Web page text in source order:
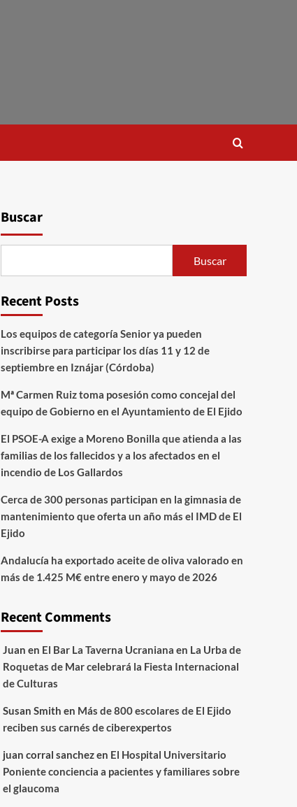
Buscar
Buscar
Recent Posts
Los equipos de categoría Senior ya pueden
inscribirse para participar los días 11 y 12 de
septiembre en Iznájar (Córdoba)
Mª Carmen Ruiz toma posesión como concejal del
equipo de Gobierno en el Ayuntamiento de El Ejido
El PSOE-A exige a Moreno Bonilla que atienda a las
familias de los fallecidos y a los afectados en el
incendio de Los Gallardos
Cerca de 300 personas participan en la gimnasia de
mantenimiento que oferta un año más el IMD de El
Ejido
Andalucía ha exportado aceite de oliva valorado en
más de 1.425 M€ entre enero y mayo de 2026
Recent Comments
Juan en El Bar La Taverna Ucraniana en La Urba de
Roquetas de Mar celebrará la Fiesta Internacional
de Culturas
Susan Smith en Más de 800 escolares de El Ejido
reciben sus carnés de ciberexpertos
juan corral sanchezen El Hospital Universitario
Poniente conciencia a pacientes y familiares sobre
el glaucoma